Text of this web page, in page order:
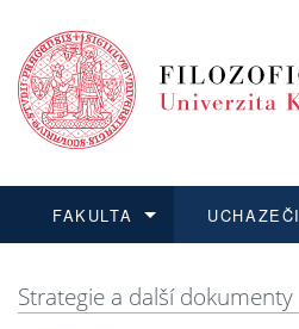
FAKULTA UCHAZEČI
Strategie a další dokumenty